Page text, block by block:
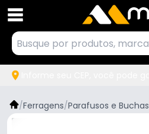
/Ferragens/Parafusos e Buchas